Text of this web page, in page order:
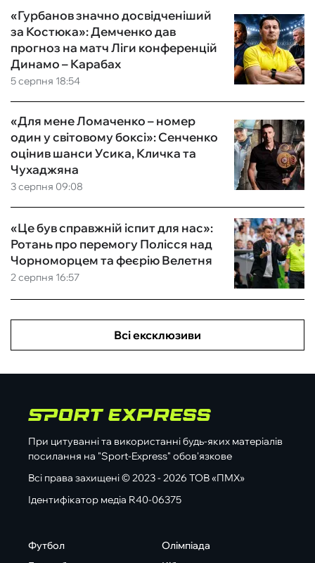
5 серпня 18:54
«Гурбанов значно досвідченіший
за Костюка»: Демченко дав
прогноз на матч Ліги конференцій
Динамо – Карабах
3 серпня 09:08
«Для мене Ломаченко – номер
один у світовому боксі»: Сенченко
оцінив шанси Усика, Кличка та
Чухаджяна
2 серпня 16:57
«Це був справжній іспит для нас»:
Ротань про перемогу Полісся над
Чорноморцем та феєрію Велетня
Всі ексклюзиви
При цитуванні та використанні будь-яких матеріалів
посилання на "Sport-Express" обов'язкове
Всі права захищені © 2023 - 2026 ТОВ «ПМХ»
Ідентифікатор медіа R40-06375
Футбол
Олімпіада